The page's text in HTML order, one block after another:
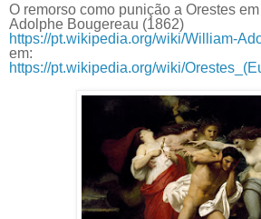
O remorso como punição a Orestes
Adolphe Bougereau (1862)
https://pt.wikipedia.org/wiki/William-
em:
https://pt.wikipedia.org/wiki/